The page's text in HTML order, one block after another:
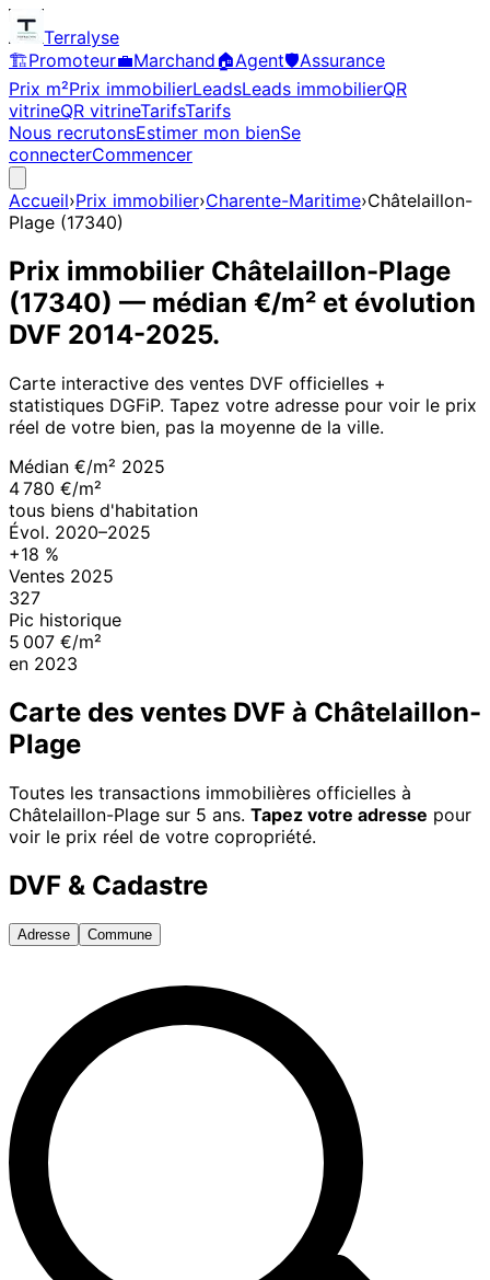
Terralyse
🏗️Promoteur💼Marchand🏠Agent🛡️Assurance
Prix m²Prix immobilierLeadsLeads immobilierQR
vitrineQR vitrineTarifsTarifs
Nous recrutonsEstimer mon bienSe
connecterCommencer
Accueil›Prix immobilier›Charente-Maritime›Châtelaillon-
Plage (17340)
Prix immobilier Châtelaillon-Plage
(17340) — médian €/m² et évolution
DVF 2014-2025.
Carte interactive des ventes DVF officielles +
statistiques DGFiP. Tapez votre adresse pour voir le prix
réel de votre bien, pas la moyenne de la ville.
Médian €/m² 2025
4 780 €/m²
tous biens d'habitation
Évol. 2020–2025
+18 %
Ventes 2025
327
Pic historique
5 007 €/m²
en 2023
Carte des ventes DVF à Châtelaillon-
Plage
Toutes les transactions immobilières officielles à
Châtelaillon-Plage sur 5 ans. Tapez votre adresse pour
voir le prix réel de votre copropriété.
DVF & Cadastre
Adresse Commune